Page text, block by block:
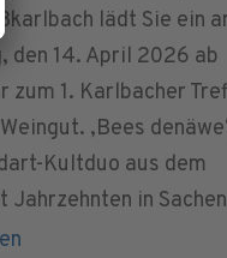
lädt Sie ein
den 14. April 2026 ab
zum 1. Karlbacher
‚Bees
Kultduo aus dem
Jahrzehnten in